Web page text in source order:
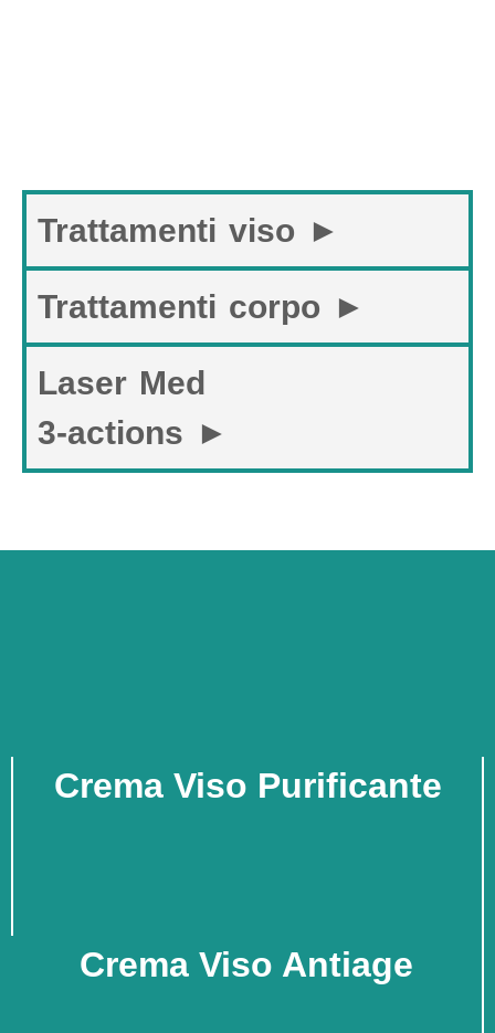
Trattamenti viso ►
Trattamenti corpo ►
Laser Med
3-actions ►
Crema Viso Purificante
Crema Viso Antiage